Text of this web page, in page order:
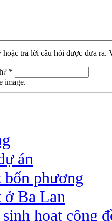
trả lời câu hỏi được đưa ra.
*
image.
án
phương
Ba Lan
hoạt cộng